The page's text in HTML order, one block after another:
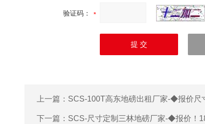
验证码：
上一篇： SCS-100T高东地磅出租厂家-◆报价尺
下一篇： SCS-尺寸定制三林地磅厂家-◆报价！